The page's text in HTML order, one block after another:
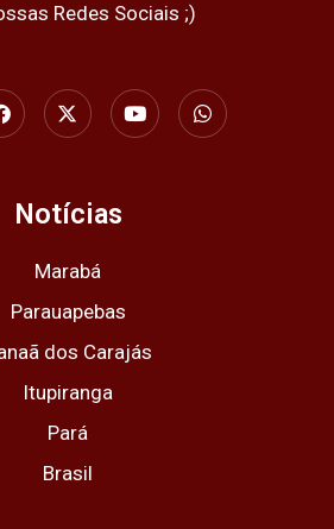
Redes Sociais ;)
X
-
t
t
t
Y
o
u
W
h
a
Notícias
Marabá
Parauapebas
dos Carajás
Itupiranga
Pará
Brasil